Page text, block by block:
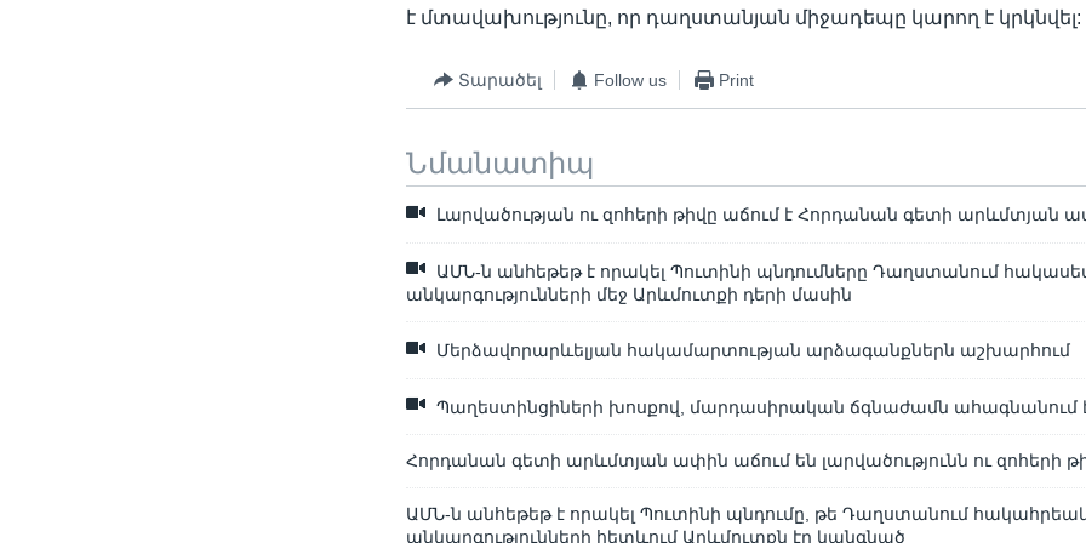
է մտավախությունը, որ դաղստանյան միջադեպը կարող է կրկնվել:
Տարածել Follow us Print
Նմանատիպ
Լարվածության ու զոհերի թիվը աճում է Հորդանան գետի արևմտյան
ԱՄՆ-ն անհեթեթ է որակել Պուտինի պնդումները Դաղստանում
անկարգությունների մեջ Արևմուտքի դերի մասին
Մերձավորարևելյան հակամարտության արձագանքներն աշխարհում
Պաղեստինցիների խոսքով, մարդասիրական ճգնաժամն ահագնանում
Հորդանան գետի արևմտյան ափին աճում են լարվածությունն ու զոհերի
ԱՄՆ-ն անհեթեթ է որակել Պուտինի պնդումը, թե Դաղստանում
անկարգությունների հետևում Արևմուտքն էր կանգնած